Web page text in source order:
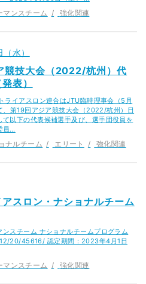
マンスチーム 強化関連
水）
競技大会（2022/杭州）代
表）
ライアスロン連合はJTU臨時理事会（5月
、第19回アジア競技大会（2022/杭州）日
て以下の代表候補選手及び、選手団役員を
員…
ナルチーム エリート 強化関連
スロン・ナショナルチーム
スチーム ナショナルチームプログラム
20/45616/ 認定期間：2023年4月1日
マンスチーム 強化関連